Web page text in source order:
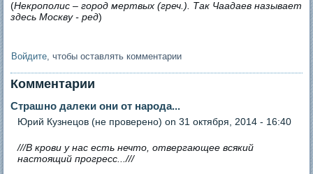
(Некрополис – город мертвых (греч.). Так Чаадаев называет
здесь Москву - ред)
Войдите , чтобы оставлять комментарии
Комментарии
Страшно далеки они от народа...
Юрий Кузнецов (не проверено) on 31 октября, 2014 - 16:40
///В крови у нас есть нечто, отвергающее всякий
настоящий прогресс...///